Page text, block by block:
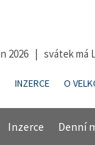
2026 | svátek má
INZERCE O
Inzerce Denní